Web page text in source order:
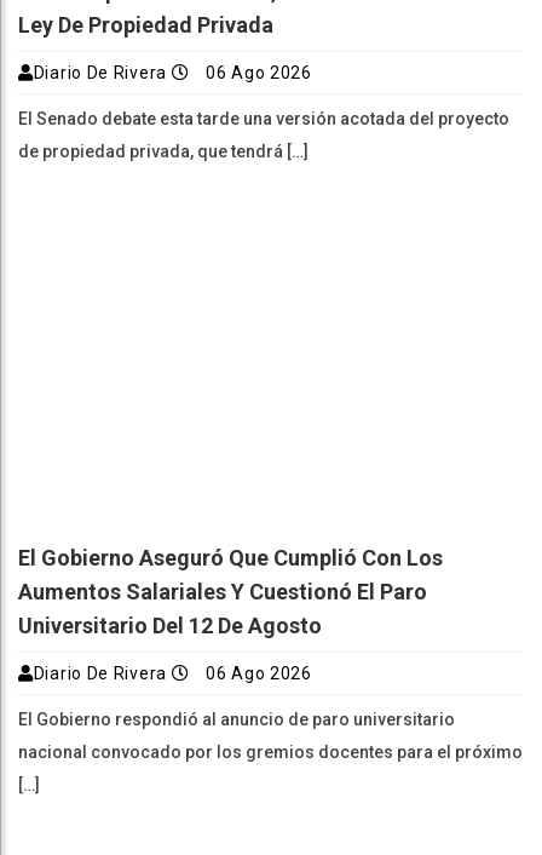
Ley De Propiedad Privada
Diario De Rivera 06 Ago 2026
El Senado debate esta tarde una versión acotada del proyecto
de propiedad privada, que tendrá […]
El Gobierno Aseguró Que Cumplió Con Los
Aumentos Salariales Y Cuestionó El Paro
Universitario Del 12 De Agosto
Diario De Rivera 06 Ago 2026
El Gobierno respondió al anuncio de paro universitario
nacional convocado por los gremios docentes para el próximo
[…]